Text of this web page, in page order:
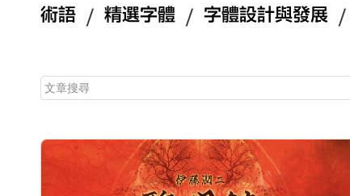
術語 / 精選字體 / 字體設計與發展 /